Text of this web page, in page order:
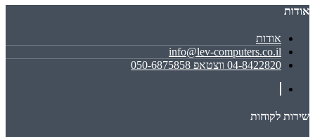
אודות
אודות
info@lev-computers.co.il
04-8422820 ווצטאפ 050-6875858
שירות לקוחות